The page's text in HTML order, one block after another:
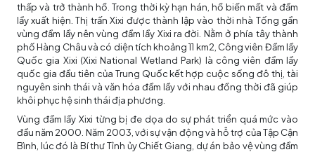
thấp và trở thành hồ. Trong thời kỳ hạn hán, hồ biến mất và đầm
lầy xuất hiện. Thị trấn Xixi được thành lập vào thời nhà Tống gần
vùng đầm lầy nên vùng đầm lầy Xixi ra đời. Nằm ở phía tây thành
phố Hàng Châu và có diện tích khoảng 11 km2, Công viên Đầm lầy
Quốc gia Xixi (Xixi National Wetland Park) là công viên đầm lầy
quốc gia đầu tiên của Trung Quốc kết hợp cuộc sống đô thị, tài
nguyên sinh thái và văn hóa đầm lầy với nhau đồng thời đã giúp
khôi phục hệ sinh thái địa phương.
Vùng đầm lầy Xixi từng bị đe dọa do sự phát triển quá mức vào
đầu năm 2000. Năm 2003, với sự vận động và hỗ trợ của Tập Cận
Bình, lúc đó là Bí thư Tỉnh ủy Chiết Giang, dự án bảo vệ vùng đầm